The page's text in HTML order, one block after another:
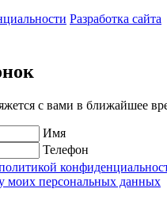
Разработка сайта
с вами в ближайшее
Имя
Телефон
моих персональных данных